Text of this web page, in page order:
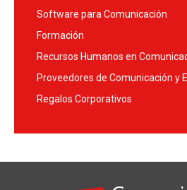
Software para Comunicación
Formación
Recursos Humanos en
Proveedores de Comunicación y
Regalos Corporativos